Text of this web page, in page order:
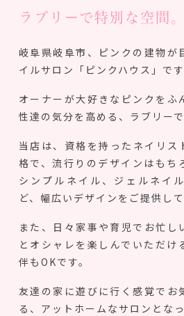
ラブリーで特別な空間。
岐阜県岐阜市、ピンクの建物が
イルサロン「ピンクハウス」です
オーナーが大好きなピンクをふ
性達の気分を高める、ラブリー
当店は、資格を持ったネイリス
格で、流行りのデザインはもち
シンプルネイル、ジェルネイ
ど、幅広いデザインをご提供して
また、日々家事や育児でお忙し
とオシャレを楽しんでいただけ
伴もOKです。
友達の家に遊びに行く感覚でお
る、アットホームなサロンとなっ